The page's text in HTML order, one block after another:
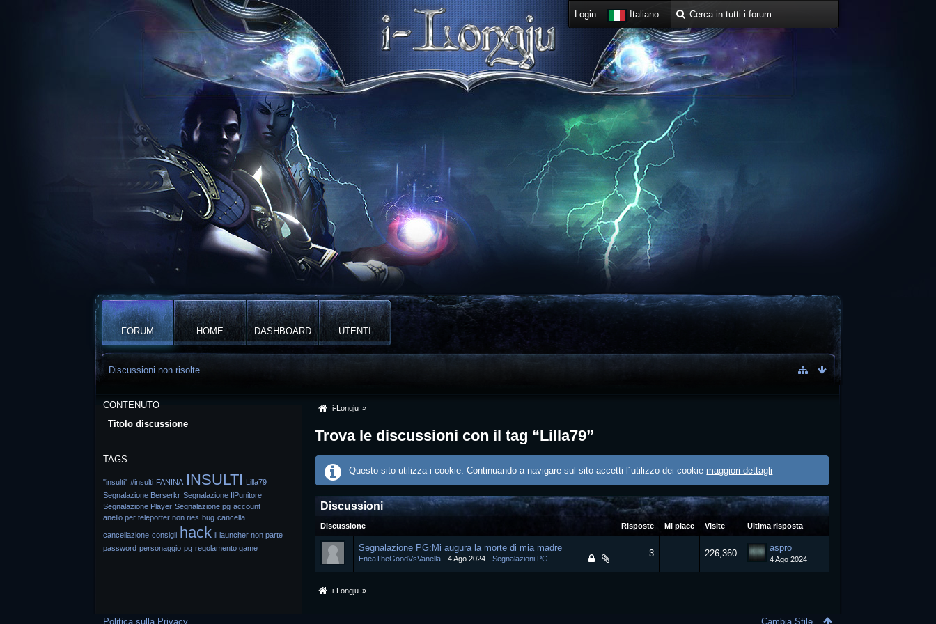
Login Italiano
FORUM HOME DASHBOARD UTENTI
Discussioni non risolte
CONTENUTO
Titolo discussione
TAGS
"insulti" #insulti FANINA INSULTI Lilla79
Segnalazione Berserkr Segnalazione IlPunitore
Segnalazione Player Segnalazione pg account
anello per teleporter non ries bug cancella
cancellazione consigli hack
il launcher non parte
password personaggio pg regolamento game
i-Longju »
Trova le discussioni con il tag “Lilla79”
Questo sito utilizza i cookie. Continuando a navigare sul sito accetti l´utilizzo dei cookie maggiori dettagli
Discussioni
Discussione Risposte Mi piace Visite Ultima risposta
Segnalazione PG:Mi augura la morte di mia madre
EneaTheGoodVsVanella 4 Ago 2024 Segnalazioni PG 3 226,360
aspro
4 Ago 2024
i-Longju »
Politica sulla Privacy Cambia Stile